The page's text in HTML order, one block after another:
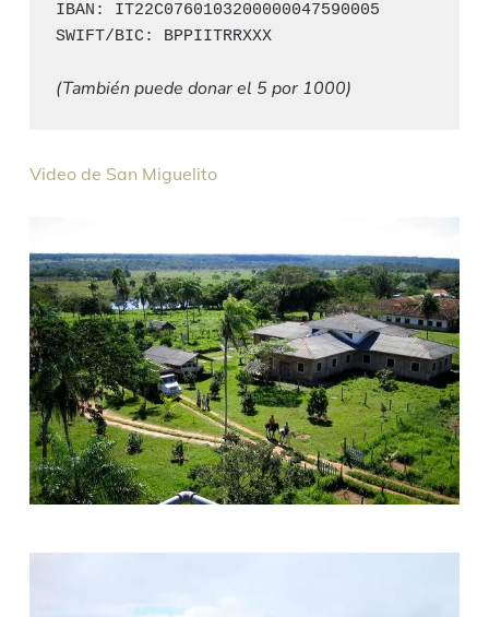
IBAN: IT22C0760103200000047590005
SWIFT/BIC: BPPIITRRXXX
(También puede donar el 5 por 1000)
Video de San Miguelito